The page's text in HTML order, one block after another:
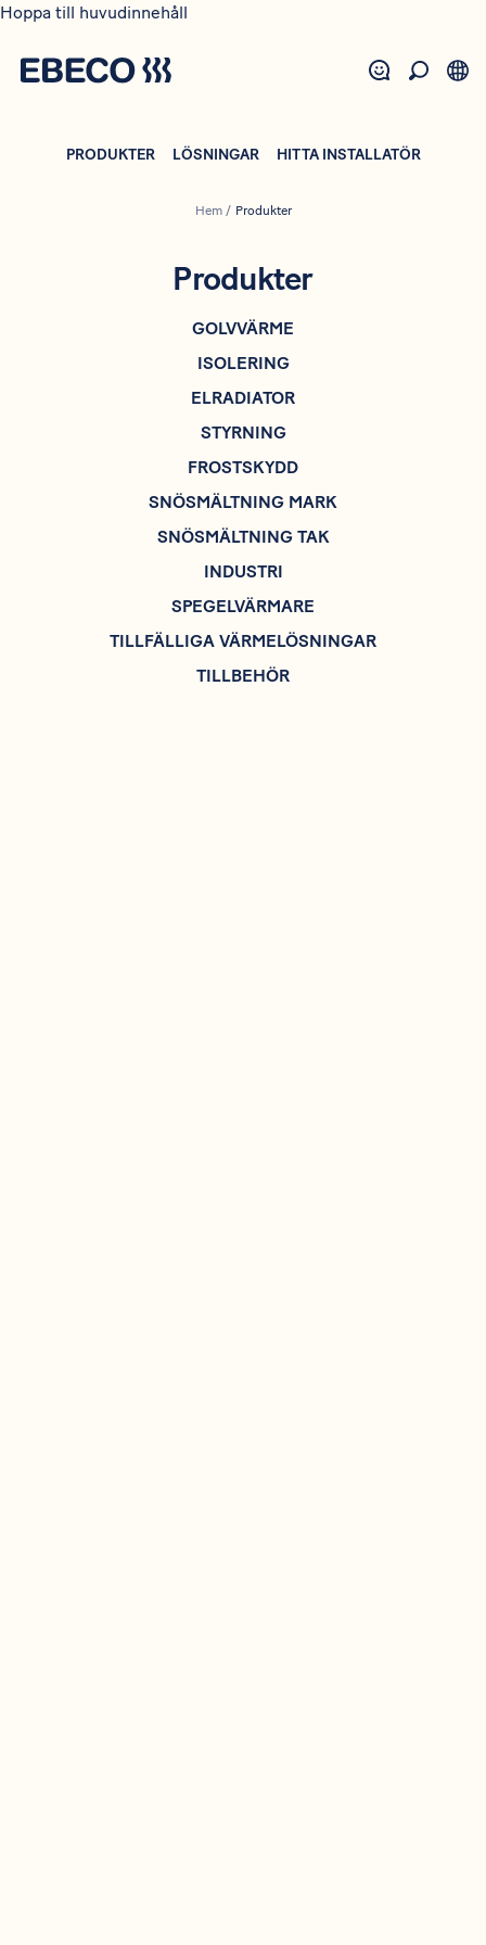
Hoppa till huvudinnehåll
PRODUKTER LÖSNINGAR HITTA INSTALLATÖR
Hem/ Produkter
Produkter
GOLVVÄRME
ISOLERING
ELRADIATOR
STYRNING
FROSTSKYDD
SNÖSMÄLTNING MARK
SNÖSMÄLTNING TAK
INDUSTRI
SPEGELVÄRMARE
TILLFÄLLIGA VÄRMELÖSNINGAR
TILLBEHÖR